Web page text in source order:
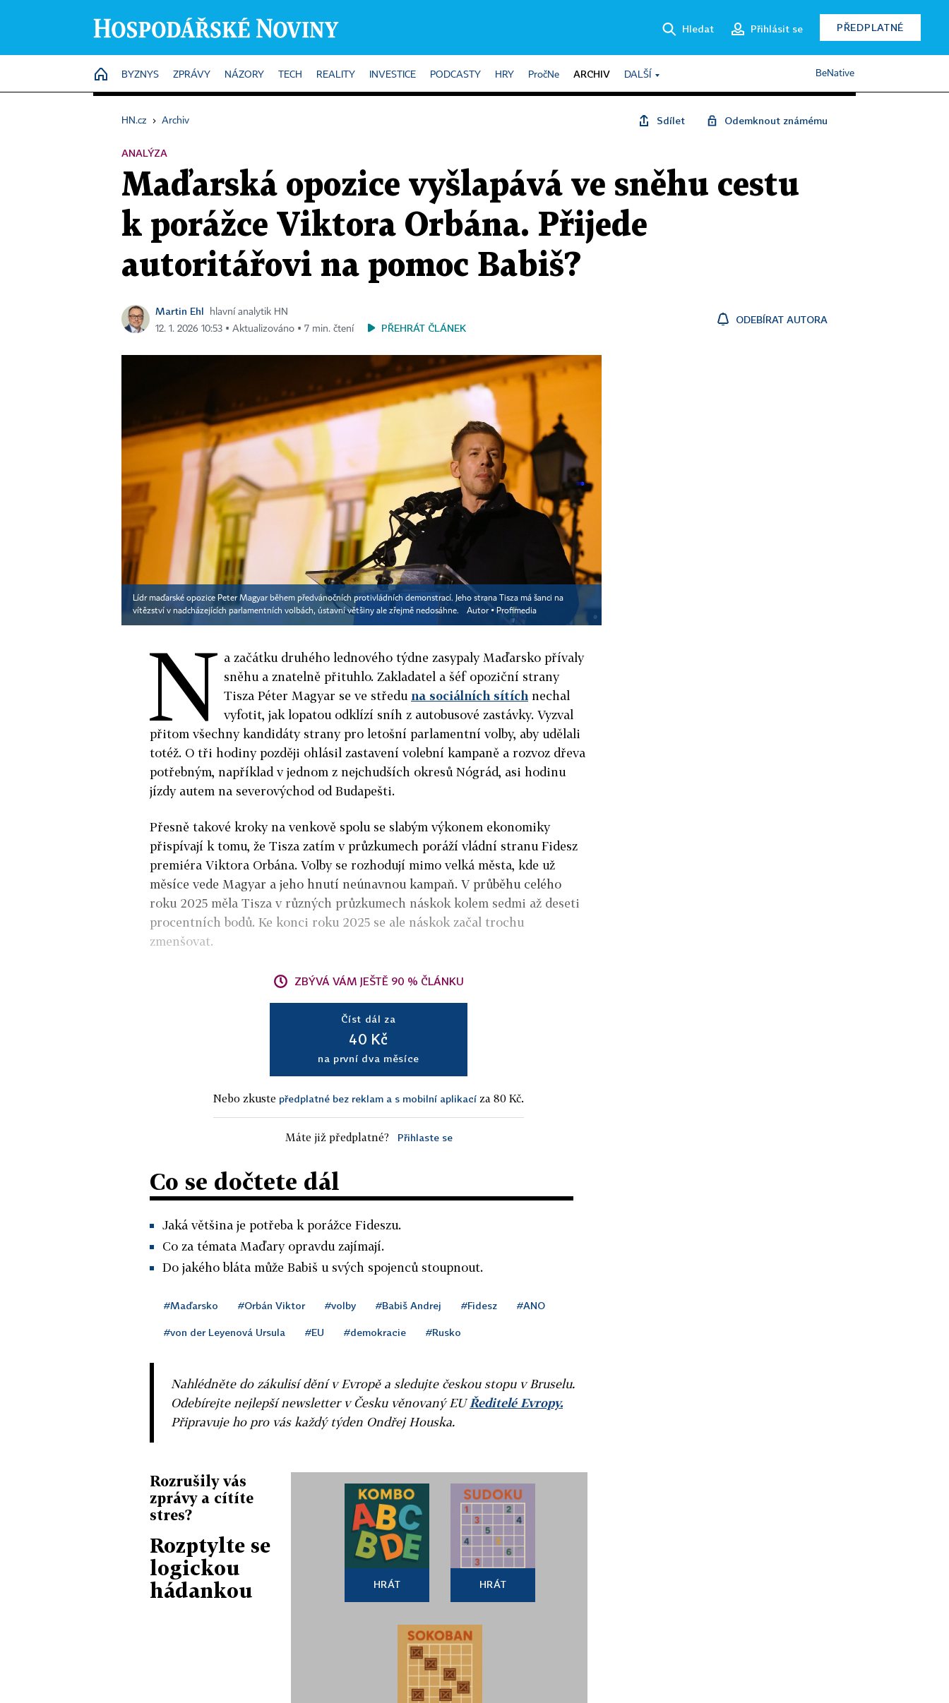
Hledat Přihlásit se PŘEDPLATNÉ
HOME
BYZNYS ZPRÁVY NÁZORY TECH REALITY INVESTICE PODCASTY HRY PročNe ARCHIV DALŠÍ BeNative
HN.cz › Archiv Sdílet Odemknout známému
ANALÝZA
Maďarská opozice vyšlapává ve sněhu cestu
k porážce Viktora Orbána. Přijede
autoritářovi na pomoc Babiš?
Martin Ehl
hlavní analytik HN
12. 1. 2026 10:53 ▪ Aktualizováno ▪ 7 min. čtení
PŘEHRÁT ČLÁNEK
ODEBÍRAT AUTORA
Lídr maďarské opozice Peter Magyar během předvánočních protivládních demonstrací. Jeho strana Tisza má šanci na
vítězství v nadcházejících parlamentních volbách, ústavní většiny ale zřejmě nedosáhne.
Autor ▪ Profimedia
N a začátku druhého lednového týdne zasypaly Maďarsko přívaly
sněhu a znatelně přituhlo. Zakladatel a šéf opoziční strany
Tisza Péter Magyar se ve středu na sociálních sítích nechal
vyfotit, jak lopatou odklízí sníh z autobusové zastávky. Vyzval
přitom všechny kandidáty strany pro letošní parlamentní volby, aby udělali
totéž. O tři hodiny později ohlásil zastavení volební kampaně a rozvoz dřeva
potřebným, například v jednom z nejchudších okresů Nógrád, asi hodinu
jízdy autem na severovýchod od Budapešti.
Přesně takové kroky na venkově spolu se slabým výkonem ekonomiky
přispívají k tomu, že Tisza zatím v průzkumech poráží vládní stranu Fidesz
premiéra Viktora Orbána. Volby se rozhodují mimo velká města, kde už
měsíce vede Magyar a jeho hnutí neúnavnou kampaň. V průběhu celého
roku 2025 měla Tisza v různých průzkumech náskok kolem sedmi až deseti
procentních bodů. Ke konci roku 2025 se ale náskok začal trochu
zmenšovat.
ZBÝVÁ VÁM JEŠTĚ 90 % ČLÁNKU
Číst dál za
40 Kč
na první dva měsíce
Nebo zkuste předplatné bez reklam a s mobilní aplikací za 80 Kč.
Máte již předplatné? Přihlaste se
Co se dočtete dál
Jaká většina je potřeba k porážce Fideszu.
Co za témata Maďary opravdu zajímají.
Do jakého bláta může Babiš u svých spojenců stoupnout.
#Maďarsko #Orbán Viktor #volby #Babiš Andrej #Fidesz #ANO
#von der Leyenová Ursula #EU #demokracie #Rusko
Nahlédněte do zákulisí dění v Evropě a sledujte českou stopu v Bruselu.
Odebírejte nejlepší newsletter v Česku věnovaný EUŘeditelé Evropy.
Připravuje ho pro vás každý týden Ondřej Houska.
Rozrušily vás
zprávy a cítíte
stres?
Rozptylte se
logickou
hádankou
HRÁT HRÁT